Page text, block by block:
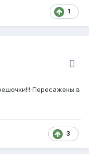
1
Пересажены в
3